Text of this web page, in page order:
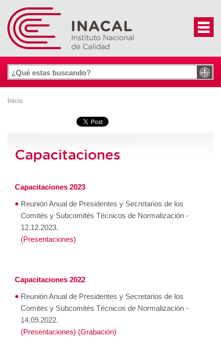
Inicio
Capacitaciones
Capacitaciones 2023
Reunión Anual de Presidentes y Secretarios de los
Comités y Subcomités Técnicos de Normalización -
12.12.2023.
(Presentaciones)
Capacitaciones 2022
Reunión Anual de Presidentes y Secretarios de los
Comités y Subcomités Técnicos de Normalización -
14.09.2022.
(Presentaciones) (Grabación)